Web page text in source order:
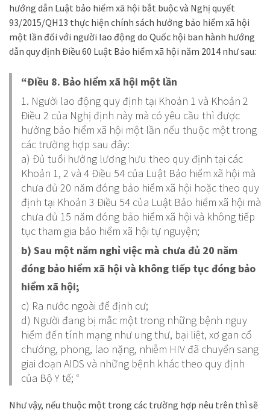
hướng dẫn Luật bảo hiểm xã hội bắt buộc và Nghị quyết
93/2015/QH13 thực hiện chính sách hưởng bảo hiểm xã hội
một lần đối với người lao động do Quốc hội ban hành hướng
dẫn quy định Điều 60 Luật Bảo hiểm xã hội năm 2014 như sau:
“Điều 8. Bảo hiểm xã hội một lần
1. Người lao động quy định tại Khoản 1 và Khoản 2
Điều 2 của Nghị định này mà có yêu cầu thì được
hưởng bảo hiểm xã hội một lần nếu thuộc một trong
các trường hợp sau đây:
a) Đủ tuổi hưởng lương hưu theo quy định tại các
Khoản 1, 2 và 4 Điều 54 của Luật Bảo hiểm xã hội mà
chưa đủ 20 năm đóng bảo hiểm xã hội hoặc theo quy
định tại Khoản 3 Điều 54 của Luật Bảo hiểm xã hội mà
chưa đủ 15 năm đóng bảo hiểm xã hội và không tiếp
tục tham gia bảo hiểm xã hội tự nguyện;
b) Sau một năm nghỉ việc mà chưa đủ 20 năm
đóng bảo hiểm xã hội và không tiếp tục đóng bảo
hiểm xã hội;
c) Ra nước ngoài để định cư;
d) Người đang bị mắc một trong những bệnh nguy
hiểm đến tính mạng như ung thư, bại liệt, xơ gan cổ
chướng, phong, lao nặng, nhiễm HIV đã chuyển sang
giai đoạn AIDS và những bệnh khác theo quy định
của Bộ Y tế; “
Như vậy, nếu thuộc một trong các trường hợp nêu trên thì sẽ